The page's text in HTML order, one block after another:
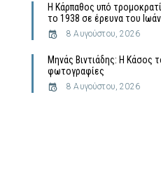
Η Κάρπαθος υπό
το 1938 σε έρευνα του
8 Αυγούστου, 2026
Μηνάς Βιντιάδης: Η Κάσος
φωτογραφίες
8 Αυγούστου, 2026